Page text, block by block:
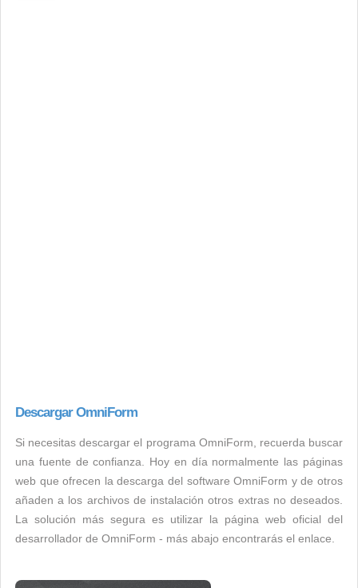
Descargar OmniForm
Si necesitas descargar el programa OmniForm, recuerda buscar
una fuente de confianza. Hoy en día normalmente las páginas
web que ofrecen la descarga del software OmniForm y de otros
añaden a los archivos de instalación otros extras no deseados.
La solución más segura es utilizar la página web oficial del
desarrollador de OmniForm - más abajo encontrarás el enlace.